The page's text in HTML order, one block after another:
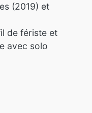
(2019) et
de fériste et
avec solo